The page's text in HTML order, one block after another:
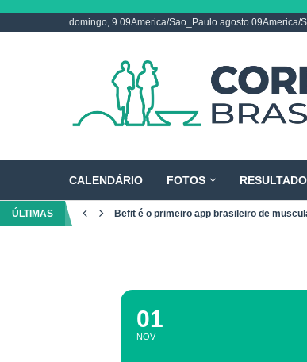
domingo, 9 09America/Sao_Paulo agosto 09America/
CALENDÁRIO FOTOS
ÚLTIMAS Befit é o primeiro app brasileiro de
01
NOV